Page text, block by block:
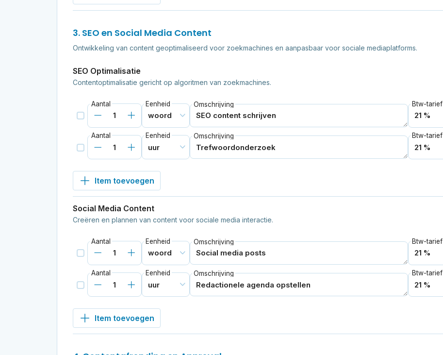
3. SEO en Social Media Content
Ontwikkeling van content geoptimaliseerd voor zoekmachines en aanpasbaar voor sociale mediaplatforms.
SEO Optimalisatie
Contentoptimalisatie gericht op algoritmen van zoekmachines.
Aantal Eenheid Omschrijving Btw-tarief
Aantal Eenheid Omschrijving Btw-tarief
Item toevoegen
Social Media Content
Creëren en plannen van content voor sociale media interactie.
Aantal Eenheid Omschrijving Btw-tarief
Aantal Eenheid Omschrijving Btw-tarief
Item toevoegen